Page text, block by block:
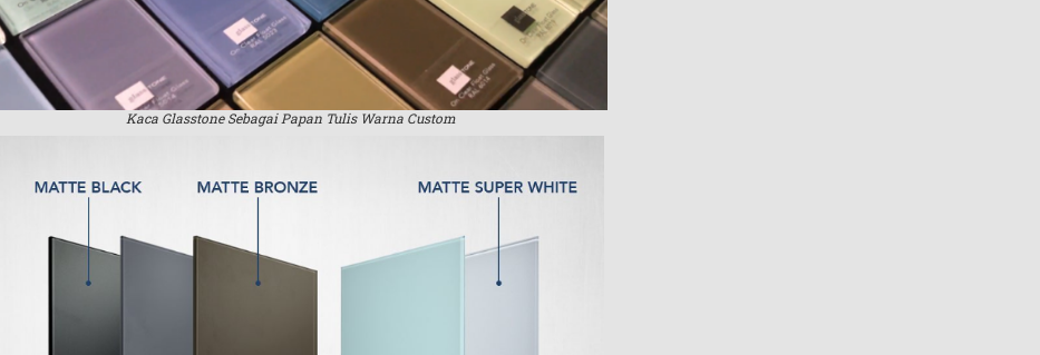
Kaca Glasstone Sebagai Papan Tulis Warna Custom